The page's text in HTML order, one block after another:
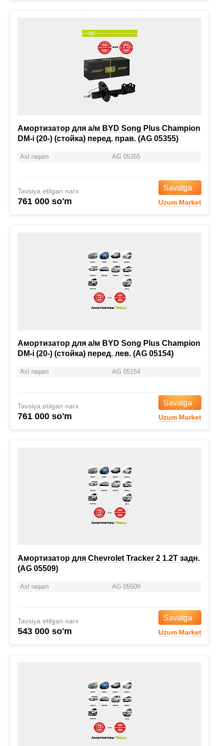
Амортизатор для а/м BYD Song Plus Champion
DM-i (20-) (стойка) перед. прав. (AG 05355)
Asl raqam AG 05355
Tavsiya etilgan narx
761 000 so'm
Savatga
Uzum Market
Амортизатор для а/м BYD Song Plus Champion
DM-i (20-) (стойка) перед. лев. (AG 05154)
Asl raqam AG 05154
Tavsiya etilgan narx
761 000 so'm
Savatga
Uzum Market
Амортизатор для Chevrolet Tracker 2 1.2T задн.
(AG 05509)
Asl raqam AG 05509
Tavsiya etilgan narx
543 000 so'm
Savatga
Uzum Market